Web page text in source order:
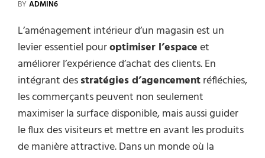
BY ADMIN6
L’aménagement intérieur d’un magasin est un
levier essentiel pouroptimiser l’espaceet
améliorer l’expérience d’achat des clients. En
intégrant desstratégies d’agencementréfléchies,
les commerçants peuvent non seulement
maximiser la surface disponible, mais aussi guider
le flux des visiteurs et mettre en avant les produits
de manière attractive. Dans un monde où la